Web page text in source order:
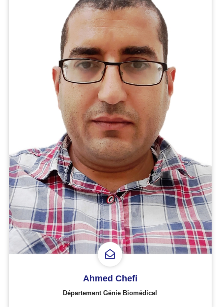
Ahmed Chefi
Département Génie Biomédical